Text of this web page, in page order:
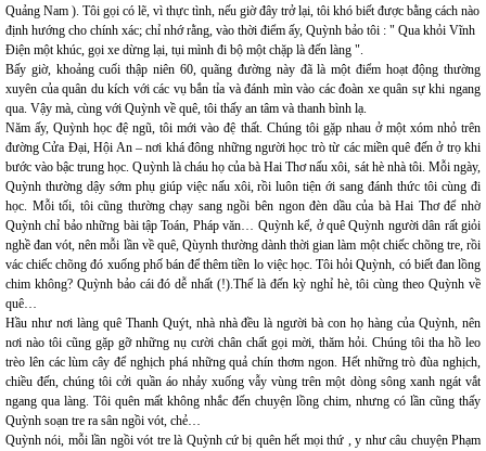
Quảng Nam ). Tôi gọi có lẽ, vì thực tình, nếu giờ đây trở lại, tôi khó biết được bằng cách nào
định hướng cho chính xác; chỉ nhớ rằng, vào thời điểm ấy, Quỳnh bảo tôi : " Qua khỏi Vĩnh
Điện một khúc, gọi xe dừng lại, tụi mình đi bộ một chặp là đến làng ".
Bấy giờ, khoảng cuối thập niên 60, quãng đường này đã là một điểm hoạt động thường
xuyên của quân du kích với các vụ bắn tỉa và đánh mìn vào các đoàn xe quân sự khi ngang
qua. Vậy mà, cùng với Quỳnh về quê, tôi thấy an tâm và thanh bình lạ.
Năm ấy, Quỳnh học đệ ngũ, tôi mới vào đệ thất. Chúng tôi gặp nhau ở một xóm nhỏ trên
đường Cửa Đại, Hội An – nơi khá đông những người học trò từ các miền quê đến ở trọ khi
bước vào bậc trung học. Quỳnh là cháu họ của bà Hai Thơ nấu xôi, sát hè nhà tôi. Mỗi ngày,
Quỳnh thường dậy sớm phụ giúp việc nấu xôi, rồi luôn tiện ới sang đánh thức tôi cùng đi
học. Mỗi tối, tôi cũng thường chạy sang ngồi bên ngon đèn dầu của bà Hai Thơ để nhờ
Quỳnh chỉ bảo những bài tập Toán, Pháp văn… Quỳnh kể, ở quê Quỳnh người dân rất giỏi
nghề đan vót, nên mỗi lần về quê, Qùynh thường dành thời gian làm một chiếc chõng tre, rồi
vác chiếc chõng đó xuống phố bán để thêm tiền lo việc học. Tôi hỏi Quỳnh, có biết đan lồng
chim không? Quỳnh bảo cái đó dễ nhất (!).Thế là đến kỳ nghỉ hè, tôi cùng theo Quỳnh về
quê…
Hầu như nơi làng quê Thanh Quýt, nhà nhà đều là người bà con họ hàng của Quỳnh, nên
nơi nào tôi cũng gặp gỡ những nụ cười chân chất gọi mời, thăm hỏi. Chúng tôi tha hồ leo
trèo lên các lùm cây để nghịch phá những quả chín thơm ngon. Hết những trò đùa nghịch,
chiều đến, chúng tôi cởi quần áo nhảy xuống vẫy vùng trên một dòng sông xanh ngát vắt
ngang qua làng. Tôi quên mất không nhắc đến chuyện lồng chim, nhưng có lần cũng thấy
Quỳnh soạn tre ra sân ngồi vót, chẻ…
Quỳnh nói, mỗi lần ngồi vót tre là Quỳnh cứ bị quên hết mọi thứ , y như câu chuyện Phạm